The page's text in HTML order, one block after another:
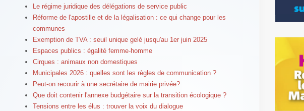
Le régime juridique des délégations de service public
Réforme de l'apostille et de la légalisation : ce qui change pour les
communes
Exemption de TVA : seuil unique gelé jusqu'au 1er juin 2025
Espaces publics : égalité femme-homme
Cirques : animaux non domestiques
Municipales 2026 : quelles sont les règles de communication ?
Peut-on recourir à une secrétaire de mairie privée?
Que doit contenir l'annexe budgétaire sur la transition écologique ?
Tensions entre les élus : trouver la voix du dialogue